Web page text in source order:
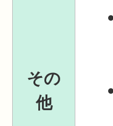
その
他